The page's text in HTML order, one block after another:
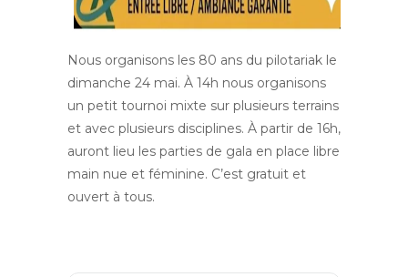
Nous organisons les 80 ans du pilotariak le
dimanche 24 mai. À 14h nous organisons
un petit tournoi mixte sur plusieurs terrains
et avec plusieurs disciplines. À partir de 16h,
auront lieu les parties de gala en place libre
main nue et féminine. C’est gratuit et
ouvert à tous.